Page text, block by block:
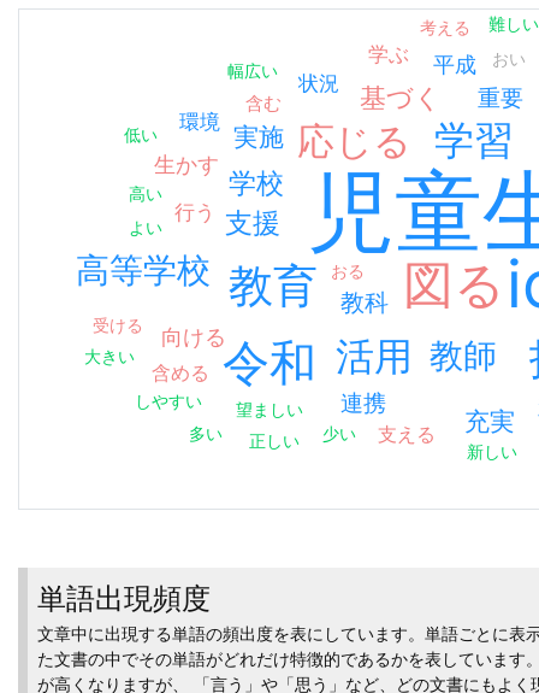
児童
図る
令和
教育
学習
活用
応じる
教師
高等学校
学校
支援
基づく
充実
実施
教科
重要
連携
平成
生かす
向ける
行う
状況
環境
学ぶ
支える
含める
含む
望ましい
受ける
考える
少い
おる
高い
幅広い
しやすい
新しい
大きい
正しい
低い
おい
難しい
多い
よい
単語出現頻度
文章中に出現する単語の頻出度を表にしています。単語ごとに表
た文書の中でその単語がどれだけ特徴的であるかを表しています
が高くなりますが、 「言う」や「思う」など、どの文書にもよ